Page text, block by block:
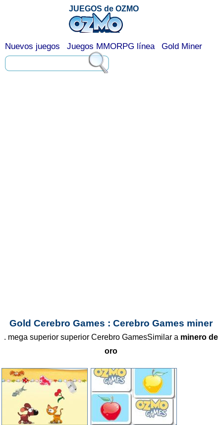
Gold Cerebro Games : Cerebro Games miner
. mega superior superior Cerebro GamesSimilar a minero de
oro
JUEGOS de OZMO
Nuevos juegos Juegos MMORPG línea Gold Miner